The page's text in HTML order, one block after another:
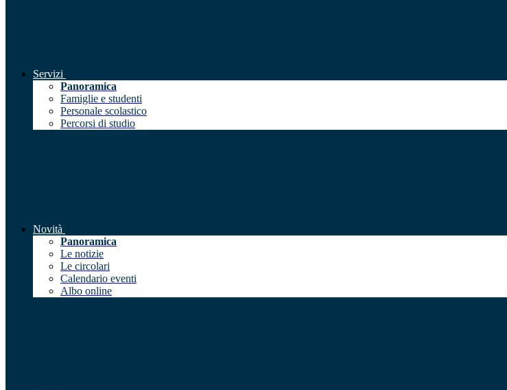
Servizi
Panoramica
Famiglie e studenti
Personale scolastico
Percorsi di studio
Novità
Panoramica
Le notizie
Le circolari
Calendario eventi
Albo online